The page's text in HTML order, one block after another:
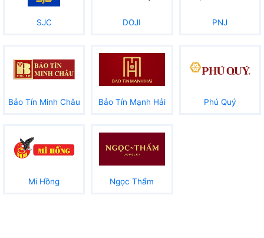
SJC DOJI PNJ
Bảo Tín Minh Châu Bảo Tín Mạnh Hải Phú Quý
Mi Hồng Ngọc Thẩm